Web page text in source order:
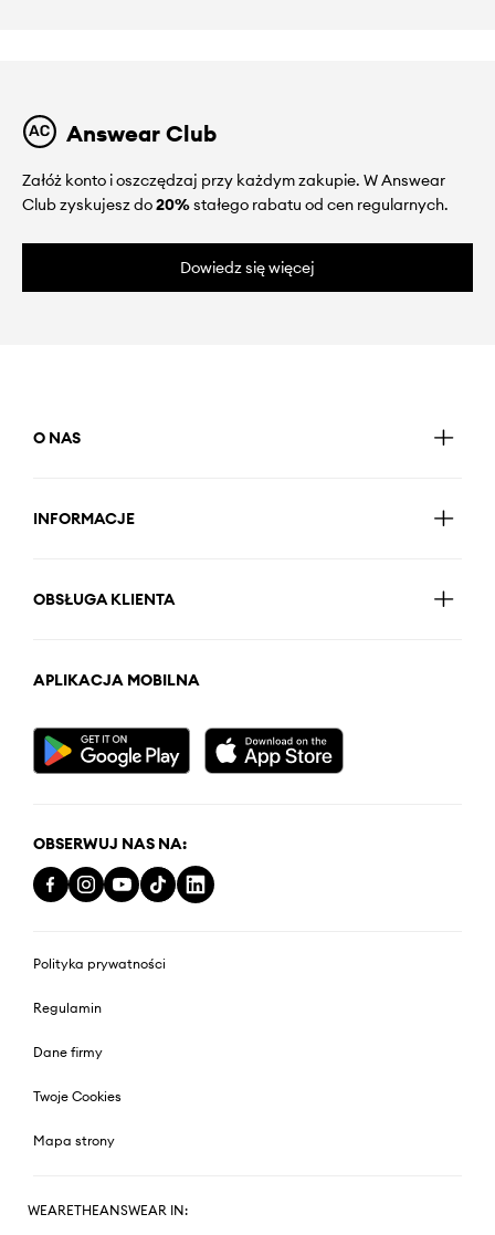
Answear Club
Załóż konto i oszczędzaj przy każdym zakupie. W Answear
Club zyskujesz do20%stałego rabatu od cen regularnych.
Dowiedz się więcej
O NAS
INFORMACJE
OBSŁUGA KLIENTA
APLIKACJA MOBILNA
OBSERWUJ NAS NA:
Polityka prywatności
Regulamin
Dane firmy
Twoje Cookies
Mapa strony
WEARETHEANSWEAR IN: